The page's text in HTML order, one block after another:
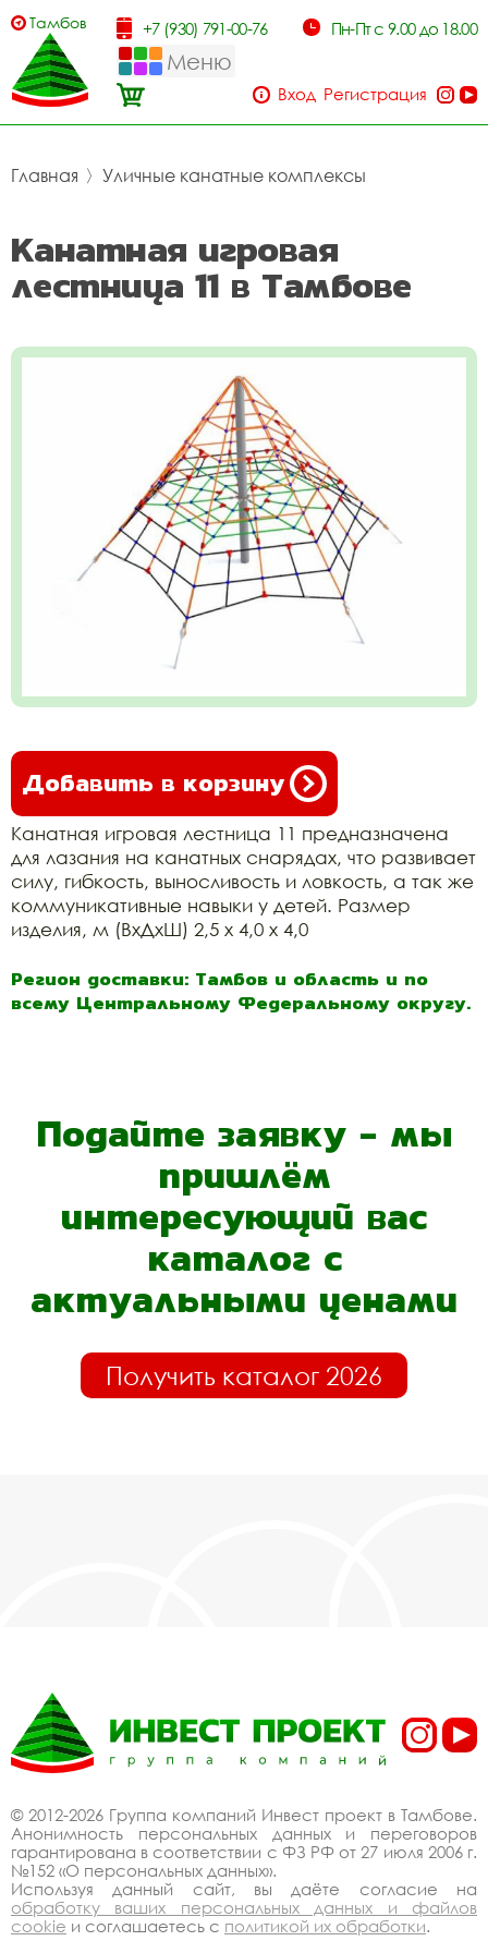
Тамбов +7 (930) 791-00-76 Пн-Пт с 9.00 до 18.00
Меню
Вход Регистрация
Главная 〉 Уличные канатные комплексы
Канатная игровая
лестница 11 в Тамбове
Добавить в корзину
Канатная игровая лестница 11 предназначена
для лазания на канатных снарядах, что развивает
силу, гибкость, выносливость и ловкость, а так же
коммуникативные навыки у детей. Размер
изделия, м (ВхДхШ) 2,5 х 4,0 х 4,0
Регион доставки: Тамбов и область и по
всему Центральному Федеральному округу.
Подайте заявку - мы
пришлём
интересующий вас
каталог с
актуальными ценами
Получить каталог 2026
© 2012-2026 Группа компаний Инвест проект в Тамбове.
Анонимность персональных данных и переговоров
гарантирована в соответствии с ФЗ РФ от 27 июля 2006 г.
№152 «О персональных данных».
Используя данный сайт, вы даёте согласие на
обработку ваших персональных данных и файлов
cookie и соглашаетесь с политикой их обработки.